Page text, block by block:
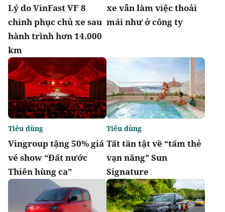
Lý do VinFast VF 8
chinh phục chủ xe sau
hành trình hơn 14.000
km
xe vẫn làm việc thoải
mái như ở công ty
Vingroup tặng 50% giá
vé show “Đất nước
Thiên hùng ca”
Tiêu dùng
Tất tần tật về “tấm thẻ
vạn năng” Sun
Signature
Tiêu dùng